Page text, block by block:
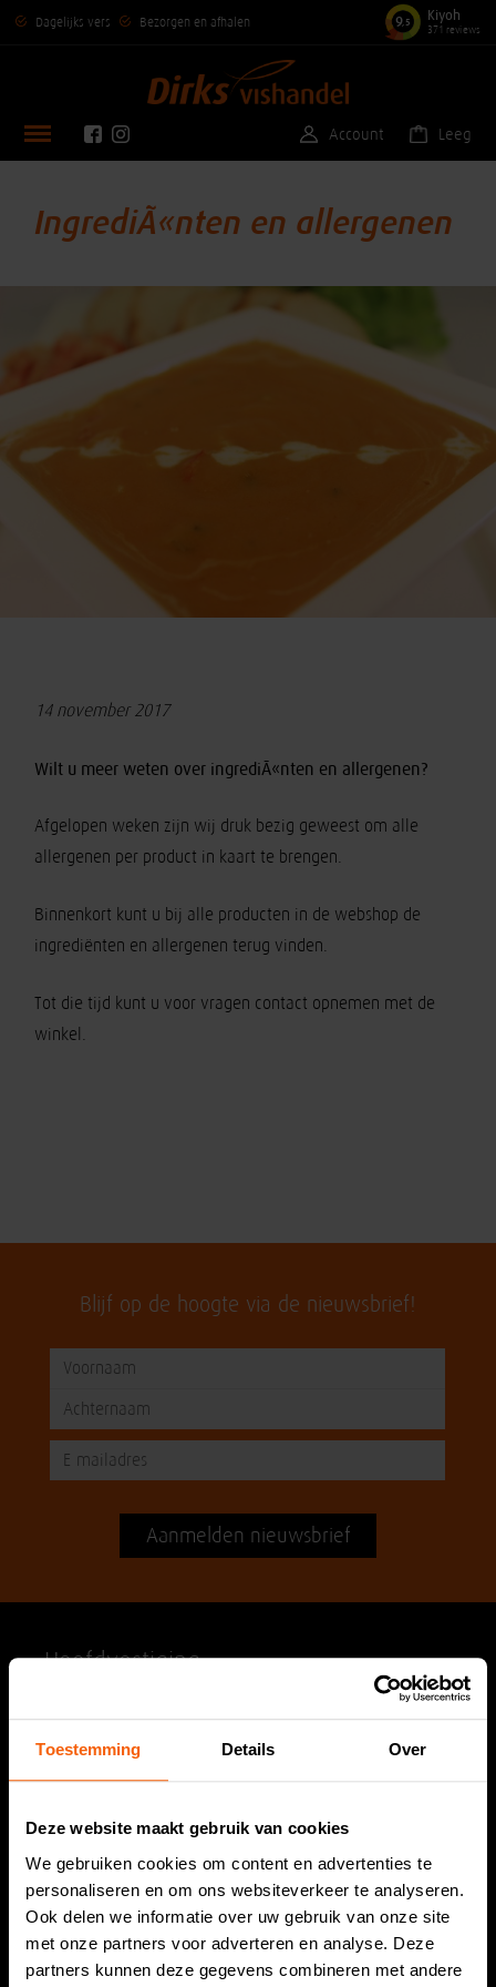
Toestemming Details Over
Deze website maakt gebruik van cookies
We gebruiken cookies om content en advertenties te
personaliseren en om ons websiteverkeer te analyseren.
Ook delen we informatie over uw gebruik van onze site
met onze partners voor adverteren en analyse. Deze
partners kunnen deze gegevens combineren met andere
9,5 Kiyoh
371 reviews
Dagelijks vers Bezorgen en afhalen
Account Leeg
IngrediÃ«nten en allergenen
14 november 2017
Wilt u meer weten over ingrediÃ«nten en allergenen?
Afgelopen weken zijn wij druk bezig geweest om alle
allergenen per product in kaart te brengen.
Binnenkort kunt u bij alle producten in de webshop de
ingrediënten en allergenen terug vinden.
Tot die tijd kunt u voor vragen contact opnemen met de
winkel.
Blijf op de hoogte via de nieuwsbrief!
Aanmelden nieuwsbrief
Hoofdvestiging
Hoornesplein 125a
Tel. 071 408 17 07
info@dirksvishandel.nl
Openingstijden
Maandag:
Gesloten